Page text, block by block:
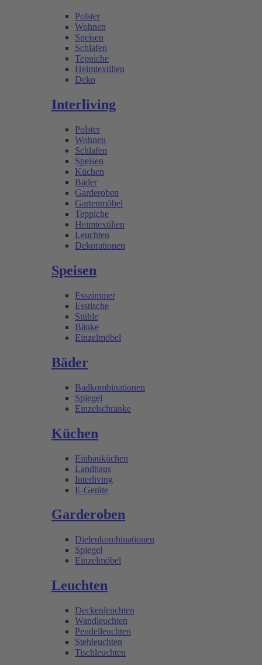
Polster
Wohnen
Speisen
Schlafen
Teppiche
Heimtextilien
Deko
Interliving
Polster
Wohnen
Schlafen
Speisen
Küchen
Bäder
Garderoben
Gartenmöbel
Teppiche
Heimtextilien
Leuchten
Dekorationen
Speisen
Esszimmer
Esstische
Stühle
Bänke
Einzelmöbel
Bäder
Badkombinationen
Spiegel
Einzelschränke
Küchen
Einbauküchen
Landhaus
Interliving
E-Geräte
Garderoben
Dielenkombinationen
Spiegel
Einzelmöbel
Leuchten
Deckenleuchten
Wandleuchten
Pendelleuchten
Stehleuchten
Tischleuchten